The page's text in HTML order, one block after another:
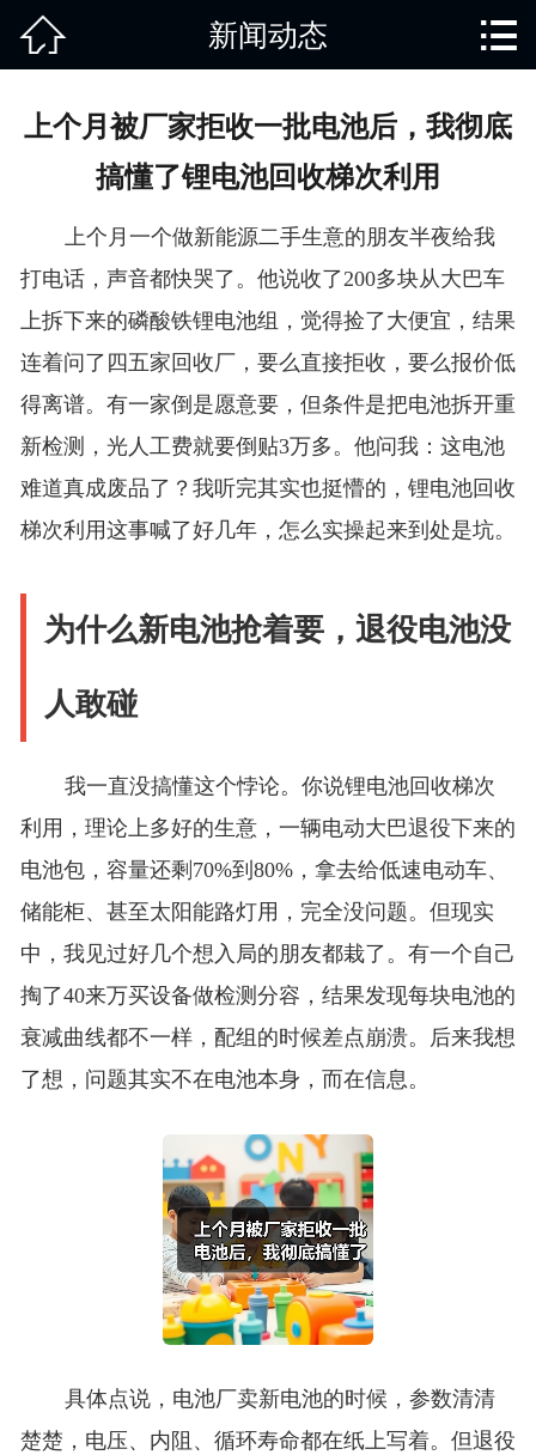
回收范围
服务项目
新闻动态
免责说明
 新闻动态 
上个月被厂家拒收一批电池后，我彻底
搞懂了锂电池回收梯次利用
上个月一个做新能源二手生意的朋友半夜给我
打电话，声音都快哭了。他说收了200多块从大巴车
上拆下来的磷酸铁锂电池组，觉得捡了大便宜，结果
连着问了四五家回收厂，要么直接拒收，要么报价低
得离谱。有一家倒是愿意要，但条件是把电池拆开重
新检测，光人工费就要倒贴3万多。他问我：这电池
难道真成废品了？我听完其实也挺懵的，锂电池回收
梯次利用这事喊了好几年，怎么实操起来到处是坑。
为什么新电池抢着要，退役电池没
人敢碰
我一直没搞懂这个悖论。你说锂电池回收梯次
利用，理论上多好的生意，一辆电动大巴退役下来的
电池包，容量还剩70%到80%，拿去给低速电动车、
储能柜、甚至太阳能路灯用，完全没问题。但现实
中，我见过好几个想入局的朋友都栽了。有一个自己
掏了40来万买设备做检测分容，结果发现每块电池的
衰减曲线都不一样，配组的时候差点崩溃。后来我想
了想，问题其实不在电池本身，而在信息。
具体点说，电池厂卖新电池的时候，参数清清
楚楚，电压、内阻、循环寿命都在纸上写着。但退役